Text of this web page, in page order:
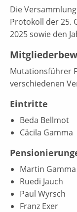
Die
Protokoll der 25.
2025 sowie den
Mutationsführer
verschiedenen
Eintritte
Beda Bellmot
Cäcila Gamma
Martin Gamma
Ruedi Jauch
Paul Wyrsch
Franz Exer